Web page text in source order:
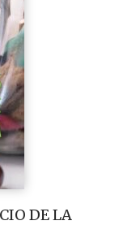
DE LA